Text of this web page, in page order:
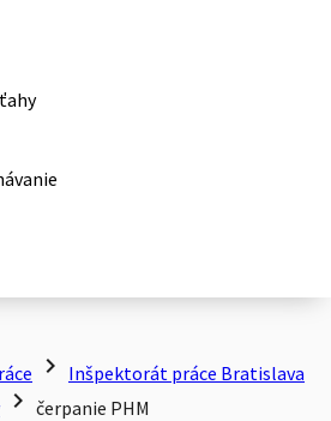
chevron_right Inšpektorát práce Bratislava
chevron_right čerpanie PHM